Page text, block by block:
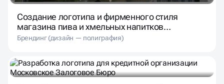
Создание логотипа и фирменного стиля
магазина пива и хмельных напитков
«Лагермания»
Брендинг (дизайн — полиграфия)